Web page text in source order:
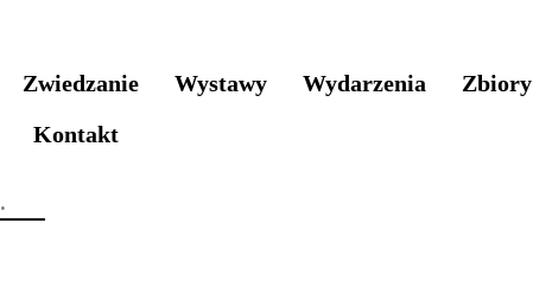
Zwiedzanie Wystawy Wydarzenia
Zbiory
Kontakt